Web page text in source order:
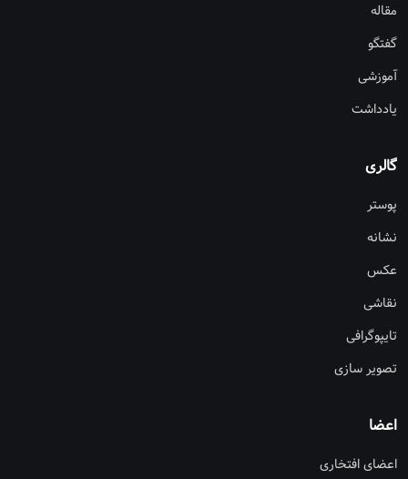
مقاله
گفتگو
آموزشی
یادداشت
گالری
پوستر
نشانه
عکس
نقاشی
تایپوگرافی
تصویر سازی
اعضا
اعضای افتخاری